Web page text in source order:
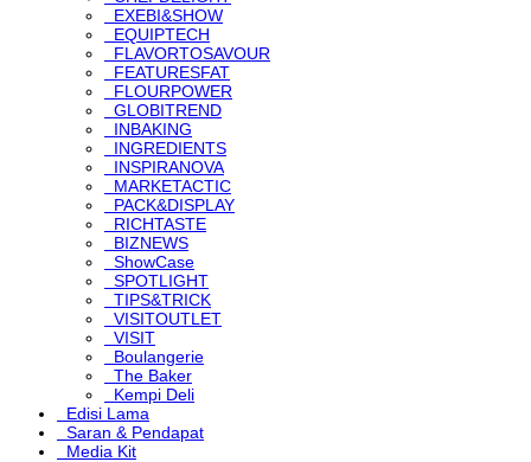
EXEBI&SHOW
EQUIPTECH
FLAVORTOSAVOUR
FEATURESFAT
FLOURPOWER
GLOBITREND
INBAKING
INGREDIENTS
INSPIRANOVA
MARKETACTIC
PACK&DISPLAY
RICHTASTE
BIZNEWS
ShowCase
SPOTLIGHT
TIPS&TRICK
VISITOUTLET
VISIT
Boulangerie
The Baker
Kempi Deli
Edisi Lama
Saran & Pendapat
Media Kit